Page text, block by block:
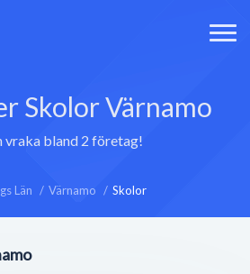
Skolor Värnamo
vraka bland 2 företag!
Län Värnamo Skolor